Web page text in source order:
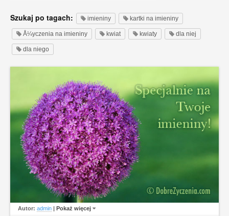
Szukaj po tagach: imieniny kartki na imieniny
Å¼yczenia na imieniny kwiat kwiaty dla niej
dla niego
Autor: admin | Pokaż więcej